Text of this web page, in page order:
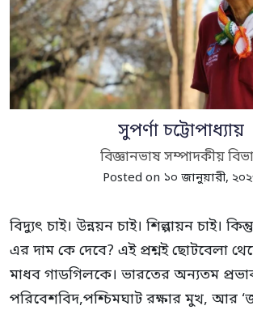
সুপর্ণা চট্টোপাধ্যায়
বিজ্ঞানভাষ সম্পাদকীয়
Posted on ১০ জানুয়ারী,
বিদ্যুৎ চাই। উন্নয়ন চাই। শিল্পায়ন চাই।
এর দাম কে দেবে? এই প্রশ্নই ছোটবেলা
মাধব গাডগিলকে। ভারতের অন্যতম
পরিবেশবিদ,পশ্চিমঘাট রক্ষার মুখ, আর